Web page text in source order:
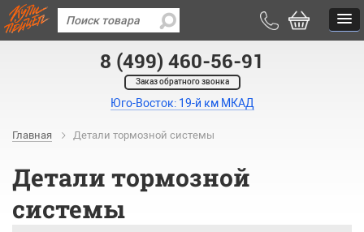
8 (499) 460-56-91
Заказ обратного звонка
Юго-Восток: 19-й км МКАД
Главная Детали тормозной системы
Детали тормозной
системы